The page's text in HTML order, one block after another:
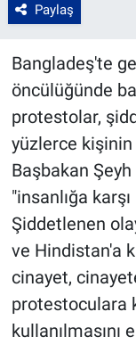
Paylaş
Bangladeş'te
öncülüğünde
protestolar,
yüzlerce kişinin
Başbakan
"insanlığa
Şiddetlenen
ve Hindistan'a
cinayet,
protestoculara